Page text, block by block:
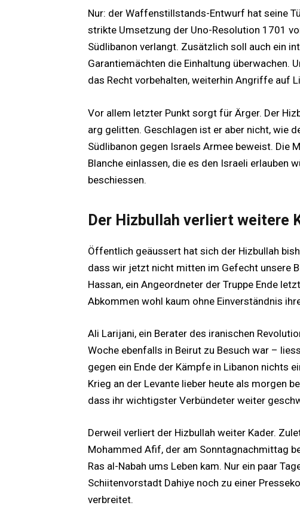
Nur: der Waffenstillstands-Entwurf hat seine
strikte Umsetzung der Uno-Resolution 1701
Südlibanon verlangt. Zusätzlich soll auch ein
Garantiemächten die Einhaltung überwachen.
das Recht vorbehalten, weiterhin Angriffe auf
Vor allem letzter Punkt sorgt für Ärger. Der
arg gelitten. Geschlagen ist er aber nicht, wie
Südlibanon gegen Israels Armee beweist. Die
Blanche einlassen, die es den Israeli erlauben
beschiessen.
Der Hizbullah verliert weitere
Öffentlich geäussert hat sich der Hizbullah
dass wir jetzt nicht mitten im Gefecht unsere
Hassan, ein Angeordneter der Truppe Ende
Abkommen wohl kaum ohne Einverständnis
Ali Larijani, ein Berater des iranischen
Woche ebenfalls in Beirut zu Besuch war –
gegen ein Ende der Kämpfe in Libanon nichts
Krieg an der Levante lieber heute als morgen
dass ihr wichtigster Verbündeter weiter
Derweil verliert der Hizbullah weiter Kader.
Mohammed Afif, der am Sonntagnachmittag
Ras al-Nabah ums Leben kam. Nur ein paar
Schiitenvorstadt Dahiye noch zu einer
verbreitet.